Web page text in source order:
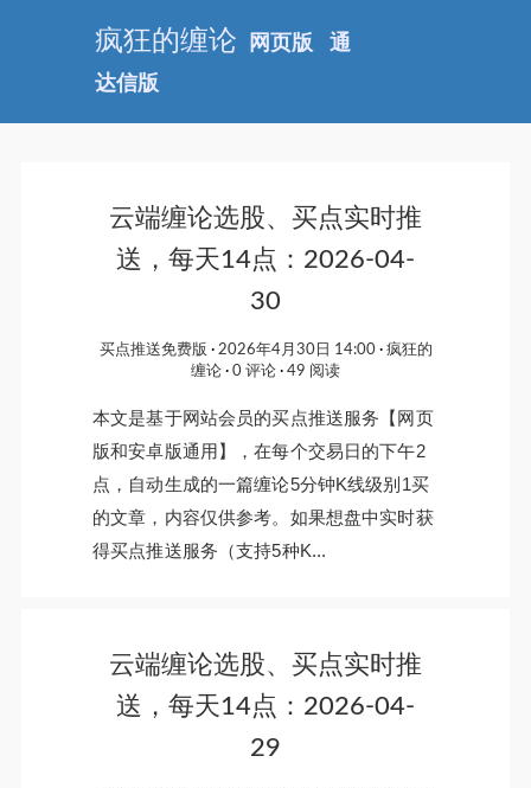
疯狂的缠论 网页版
通
达信版
云端缠论选股、买点实时推
送，每天14点：2026-04-
30
买点推送免费版 2026年4月30日 14:00
疯狂的
缠论
0 评论 49 阅读
本文是基于网站会员的买点推送服务【网页
版和安卓版通用】，在每个交易日的下午2
点，自动生成的一篇缠论5分钟K线级别1买
的文章，内容仅供参考。如果想盘中实时获
得买点推送服务（支持5种K...
云端缠论选股、买点实时推
送，每天14点：2026-04-
29